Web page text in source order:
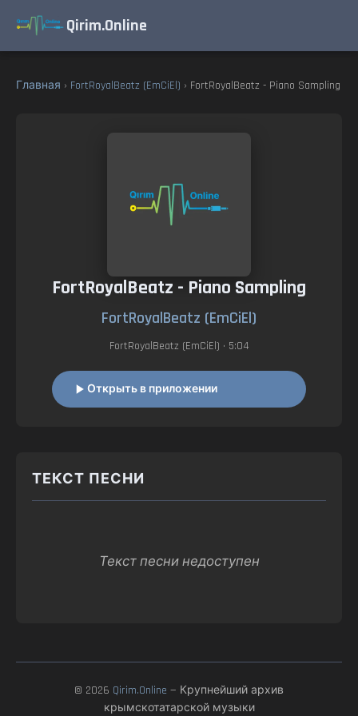
Qirim.Online
Главная › FortRoyalBeatz (EmCiEl) › FortRoyalBeatz - Piano Sampling
FortRoyalBeatz - Piano Sampling
FortRoyalBeatz (EmCiEl)
FortRoyalBeatz (EmCiEl) • 5:04
Открыть в приложении
ТЕКСТ ПЕСНИ
Текст песни недоступен
© 2026 Qirim.Online — Крупнейший архив
крымскотатарской музыки